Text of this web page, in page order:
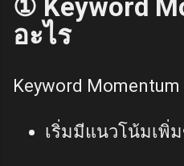
① Keyword
อะไร
Keyword
เริ่มมีแนวโน้มเพิ่